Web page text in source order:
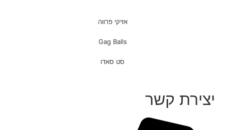
אזיקי פרווה
Gag Balls
סט סאדו
יצירת קשר